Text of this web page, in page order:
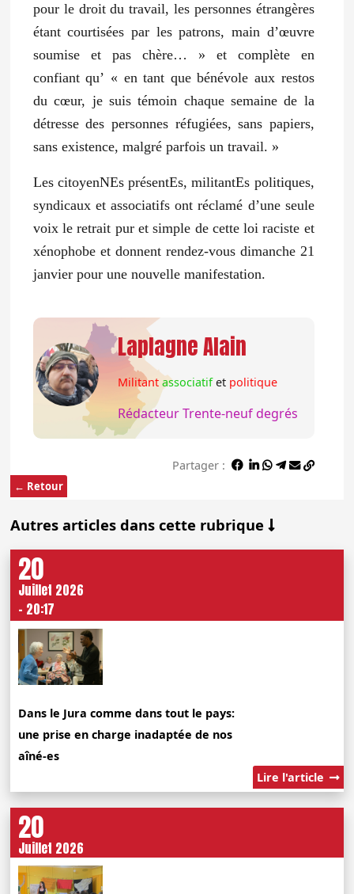
← Retour
pour le droit du travail, les personnes étrangères
étant courtisées par les patrons, main d’œuvre
soumise et pas chère… » et complète en
confiant qu’ « en tant que bénévole aux restos
du cœur, je suis témoin chaque semaine de la
détresse des personnes réfugiées, sans papiers,
sans existence, malgré parfois un travail. »
Les citoyenNEs présentEs, militantEs politiques,
syndicaux et associatifs ont réclamé d’une seule
voix le retrait pur et simple de cette loi raciste et
xénophobe et donnent rendez-vous dimanche 21
janvier pour une nouvelle manifestation.
Laplagne Alain
Militant associatifetpolitique
Rédacteur Trente-neuf degrés
Partager :
Autres articles dans cette rubrique
20
Juillet 2026
- 20:17
Dans le Jura comme dans tout le pays:
une prise en charge inadaptée de nos
aîné-es
Lire l'article
20
Juillet 2026